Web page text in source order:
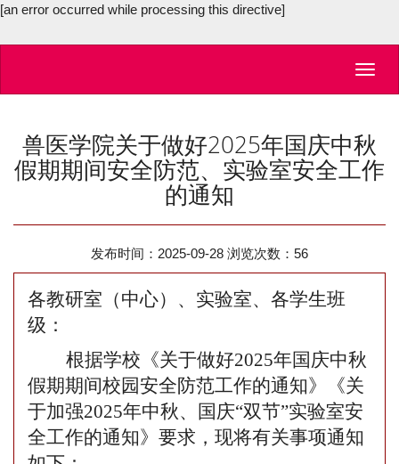
[an error occurred while processing this directive]
兽医学院关于做好2025年国庆中秋
假期期间安全防范、实验室安全工作
的通知
发布时间：2025-09-28 浏览次数： 56
各教研室（中心） 、实验室、 各学生班
级：
根据学校《关于做好2025年国庆中秋
假期期间校园安全防范工作的通知》《关
于加强2025年中秋、国庆“双节”实验室安
全工作的通知》要求， 现将有关事项通知